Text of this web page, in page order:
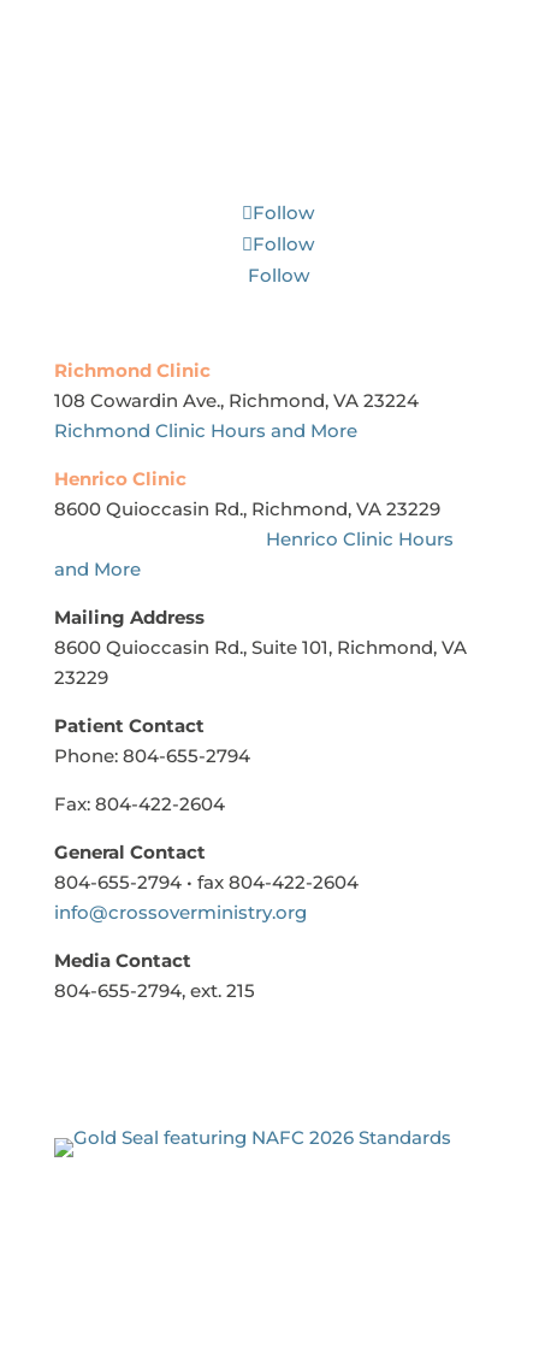
Follow
Follow
Follow
Richmond Clinic
108 Cowardin Ave., Richmond, VA 23224
Richmond Clinic Hours and More
Henrico Clinic
8600 Quioccasin Rd., Richmond, VA 23229
Henrico Clinic Hours
and More
Mailing Address
8600 Quioccasin Rd., Suite 101, Richmond, VA
23229
Patient Contact
Phone: 804-655-2794
Fax: 804-422-2604
General Contact
804-655-2794 • fax 804-422-2604
info@crossoverministry.org
Media Contact
804-655-2794, ext. 215